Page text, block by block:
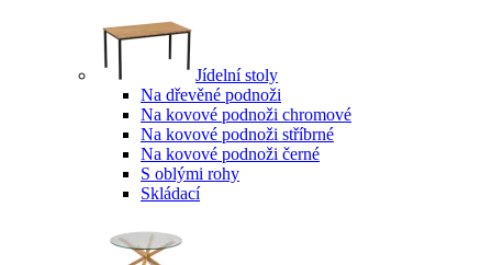
Jídelní stoly
Na dřevěné podnoži
Na kovové podnoži chromové
Na kovové podnoži stříbrné
Na kovové podnoži černé
S oblými rohy
Skládací